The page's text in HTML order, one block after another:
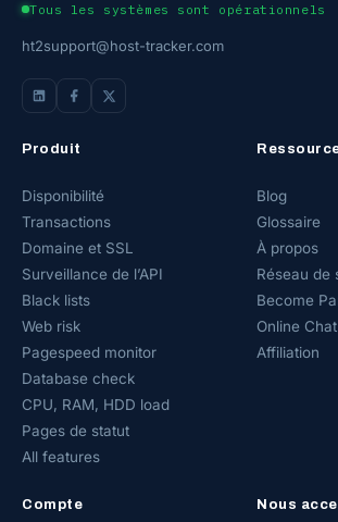
Tous les systèmes sont opérationnels
ht2support@host-tracker.com
Produit
Disponibilité
Transactions
Domaine et SSL
Surveillance de l’API
Black lists
Web risk
Pagespeed monitor
Database check
CPU, RAM, HDD load
Pages de statut
All features
Blog
Glossaire
À propos
Réseau de
Become
Online Chat
Affiliation
Compte Nous